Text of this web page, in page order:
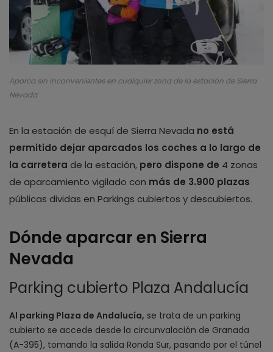
Aparca sin inconvenientes en cualquier zona de la estación de Sierra
Nevada
En la estación de esquí de Sierra Nevada no está
permitido dejar aparcados los coches a lo largo de
la carretera de la estación, pero dispone de 4 zonas
de aparcamiento vigilado con más de 3.900 plazas
públicas dividas en Parkings cubiertos y descubiertos.
Dónde aparcar en Sierra
Nevada
Parking cubierto Plaza Andalucía
Al parking Plaza de Andalucía, se trata de un parking
cubierto se accede desde la circunvalación de Granada
(A-395), tomando la salida Ronda Sur, pasando por el túnel